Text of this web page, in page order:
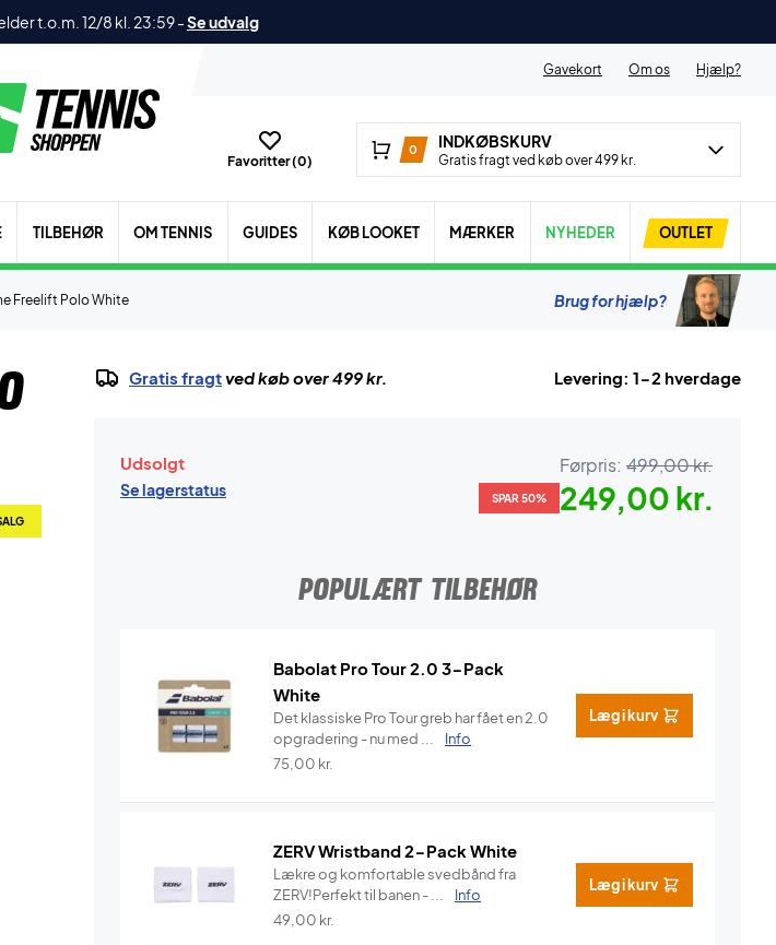
t.o.m. 12/8 kl. 23:59-Se udvalg
Gavekort Om os Hjælp?
Favoritter (0)
0 INDKØBSKURV
Gratis fragt ved køb over 499 kr.
TILBEHØR OM TENNIS GUIDES KØB LOOKET MÆRKER NYHEDER OUTLET
Freelift Polo White Brug for hjælp?
Gratis fragtved køb over 499 kr. Levering: 1-2 hverdage
Udsolgt
Se lagerstatus
Førpris: 499,00 kr.
SPAR 50% 249,00 kr.
POPULÆRT TILBEHØR
Babolat Pro Tour 2.0 3-Pack
White
Det klassiske Pro Tour greb har fået en 2.0
opgradering - nu med ...
Info
75,00 kr.
Læg i kurv
ZERV Wristband 2-Pack White
Lækre og komfortable svedbånd fra
ZERV!Perfekt til banen - ...
Info
49,00 kr.
Læg i kurv